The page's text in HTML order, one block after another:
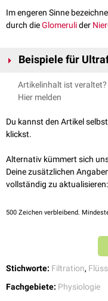
Im engeren Sinne
durch dieGlomerulider
Beispiele für
Perilymphe
Glomerulusfiltrat
Pleuraflüssigkeit
Artikelinhalt ist veraltet?
Hier melden
Du kannst den Artikel
klickst.
Alternativ kümmert sich
Deine zusätzlichen
vollständig zu aktualisieren:
500 Zeichen verbleibend.
Stichworte: Filtration,
Fachgebiete: Physiologie